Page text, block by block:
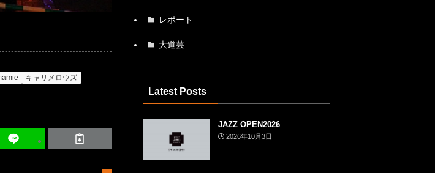
キャリメロウズ
レポート
大道芸
Latest Posts
JAZZ OPEN2026
2026年10月3日